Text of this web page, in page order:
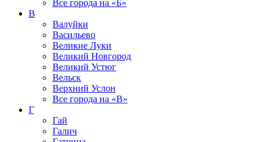
Все города на «Б»
В
Валуйки
Васильево
Великие Луки
Великий Новгород
Великий Устюг
Вельск
Верхний Услон
Все города на «В»
Г
Гай
Галич